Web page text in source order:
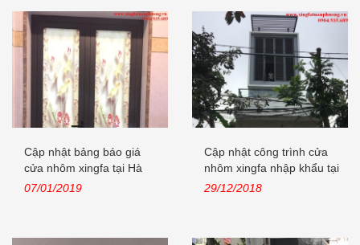
Cập nhật bảng báo giá
cửa nhôm xingfa tại Hà
Nội năm...
07/01/2019
Cập nhật công trình cửa
nhôm xingfa nhập khẩu tại
Lê...
29/12/2018